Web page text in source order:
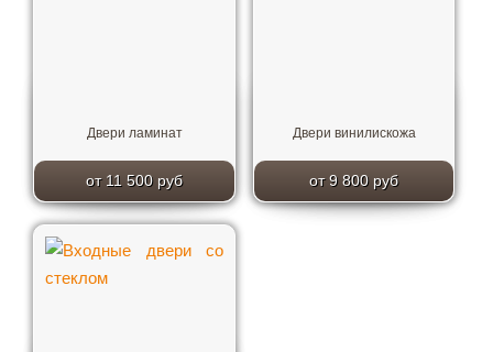
Двери ламинат
от 11 500 руб
Двери винилискожа
от 9 800 руб